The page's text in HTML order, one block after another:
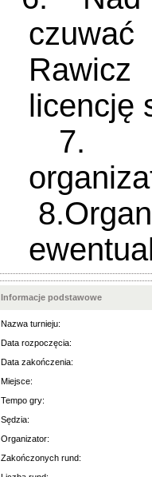
licencję
7.
Informacje podstawowe
Nazwa turnieju:
Data rozpoczęcia:
Data zakończenia:
Miejsce:
Tempo gry:
Sędzia:
Organizator:
Zakończonych rund: